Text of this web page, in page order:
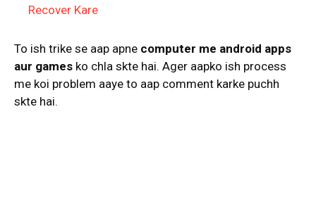
Recover Kare
To ish trike se aap apne computer me android apps
aur games ko chla skte hai. Ager aapko ish process
me koi problem aaye to aap comment karke puchh
skte hai.